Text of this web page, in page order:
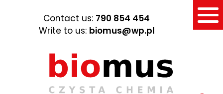
Contact us: 790 854 454
Write to us: biomus@wp.pl